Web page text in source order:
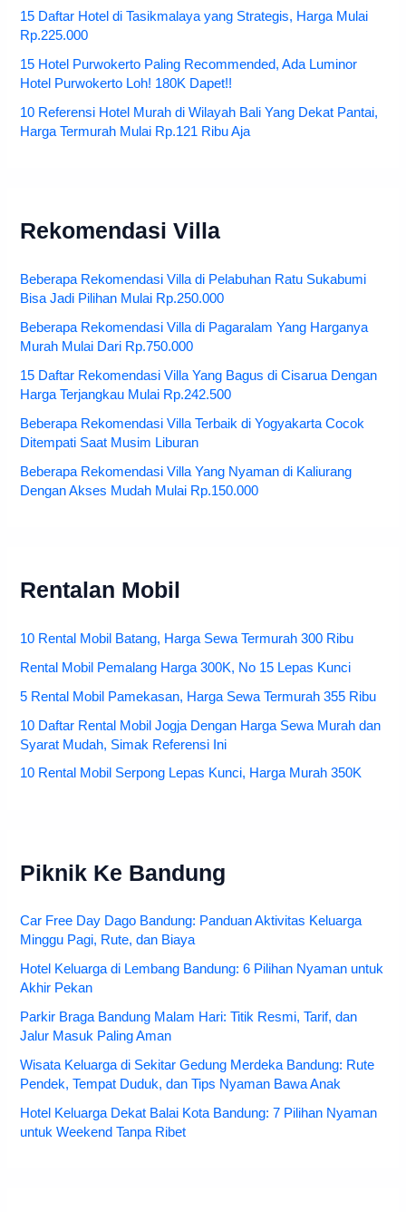
15 Daftar Hotel di Tasikmalaya yang Strategis, Harga Mulai
Rp.225.000
15 Hotel Purwokerto Paling Recommended, Ada Luminor
Hotel Purwokerto Loh! 180K Dapet!!
10 Referensi Hotel Murah di Wilayah Bali Yang Dekat Pantai,
Harga Termurah Mulai Rp.121 Ribu Aja
Rekomendasi Villa
Beberapa Rekomendasi Villa di Pelabuhan Ratu Sukabumi
Bisa Jadi Pilihan Mulai Rp.250.000
Beberapa Rekomendasi Villa di Pagaralam Yang Harganya
Murah Mulai Dari Rp.750.000
15 Daftar Rekomendasi Villa Yang Bagus di Cisarua Dengan
Harga Terjangkau Mulai Rp.242.500
Beberapa Rekomendasi Villa Terbaik di Yogyakarta Cocok
Ditempati Saat Musim Liburan
Beberapa Rekomendasi Villa Yang Nyaman di Kaliurang
Dengan Akses Mudah Mulai Rp.150.000
Rentalan Mobil
10 Rental Mobil Batang, Harga Sewa Termurah 300 Ribu
Rental Mobil Pemalang Harga 300K, No 15 Lepas Kunci
5 Rental Mobil Pamekasan, Harga Sewa Termurah 355 Ribu
10 Daftar Rental Mobil Jogja Dengan Harga Sewa Murah dan
Syarat Mudah, Simak Referensi Ini
10 Rental Mobil Serpong Lepas Kunci, Harga Murah 350K
Piknik Ke Bandung
Car Free Day Dago Bandung: Panduan Aktivitas Keluarga
Minggu Pagi, Rute, dan Biaya
Hotel Keluarga di Lembang Bandung: 6 Pilihan Nyaman untuk
Akhir Pekan
Parkir Braga Bandung Malam Hari: Titik Resmi, Tarif, dan
Jalur Masuk Paling Aman
Wisata Keluarga di Sekitar Gedung Merdeka Bandung: Rute
Pendek, Tempat Duduk, dan Tips Nyaman Bawa Anak
Hotel Keluarga Dekat Balai Kota Bandung: 7 Pilihan Nyaman
untuk Weekend Tanpa Ribet